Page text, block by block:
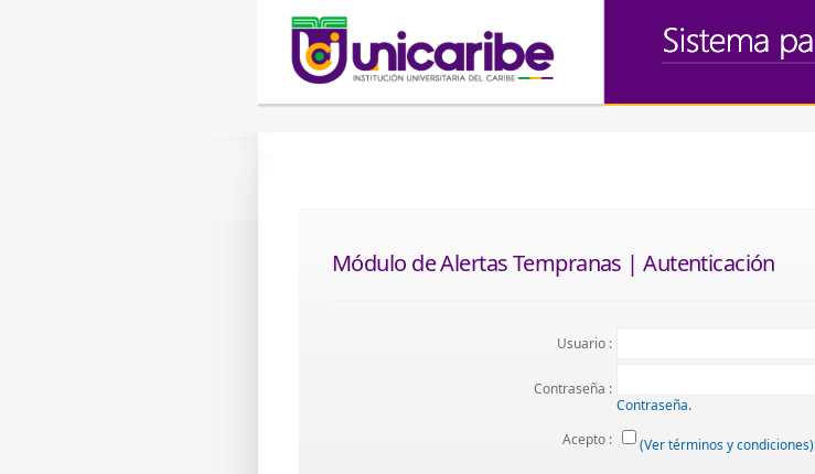
Módulo de Alertas Tempranas | Autenticación
Usuario :
Contraseña :
Contraseña.
Acepto :
(Ver términos y condiciones)